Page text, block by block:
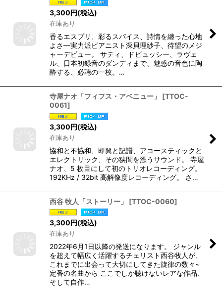
3,300円(税込)
在庫あり
香るエスプリ、彩るスパイス、詩情を纏った心地
よさ―実力派ピアニスト深貝理紗子、待望のメジ
ャーデビュー。 サティ、ドビュッシー、ラヴェ
ル、日本初録音のダンディまで、魅惑の音色に陶
酔する、必聴の一枚。…
寺屋ナオ「フィフス・アベニュー」 [TTOC-
0061]
3,300円(税込)
在庫あり
協和と不協和、即興と記譜、アコースティックと
エレクトリック、その狭間を漂うサウンド。 寺屋
ナオ、5 枚目にして初のトリオレコーディング。
192KHz / 32bit 高解像度レコーディング。 さ…
西谷 牧人「ストーリー」 [TTOC-0060]
3,300円(税込)
在庫あり
2022年6月1日以降の発送になります。 ジャンル
を超えて幅広く活躍するチェリスト西谷牧人が、
これまでに出会って大切にしてきた旋律の数々~
定番の名曲から ここでしか聴けないレアな作品、
そして自作…